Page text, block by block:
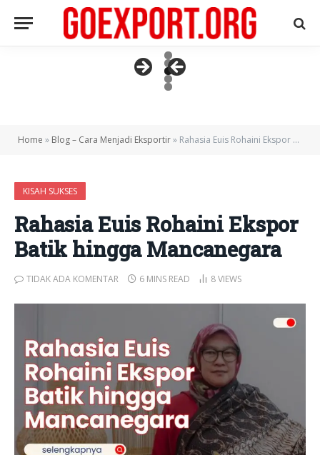
Home » Blog – Cara Menjadi Eksportir» Rahasia Euis Rohaini Ekspor Batik hingga Mancanegara
KISAH SUKSES
Rahasia Euis Rohaini Ekspor
Batik hingga Mancanegara
TIDAK ADA KOMENTAR 6 MINS READ 8VIEWS